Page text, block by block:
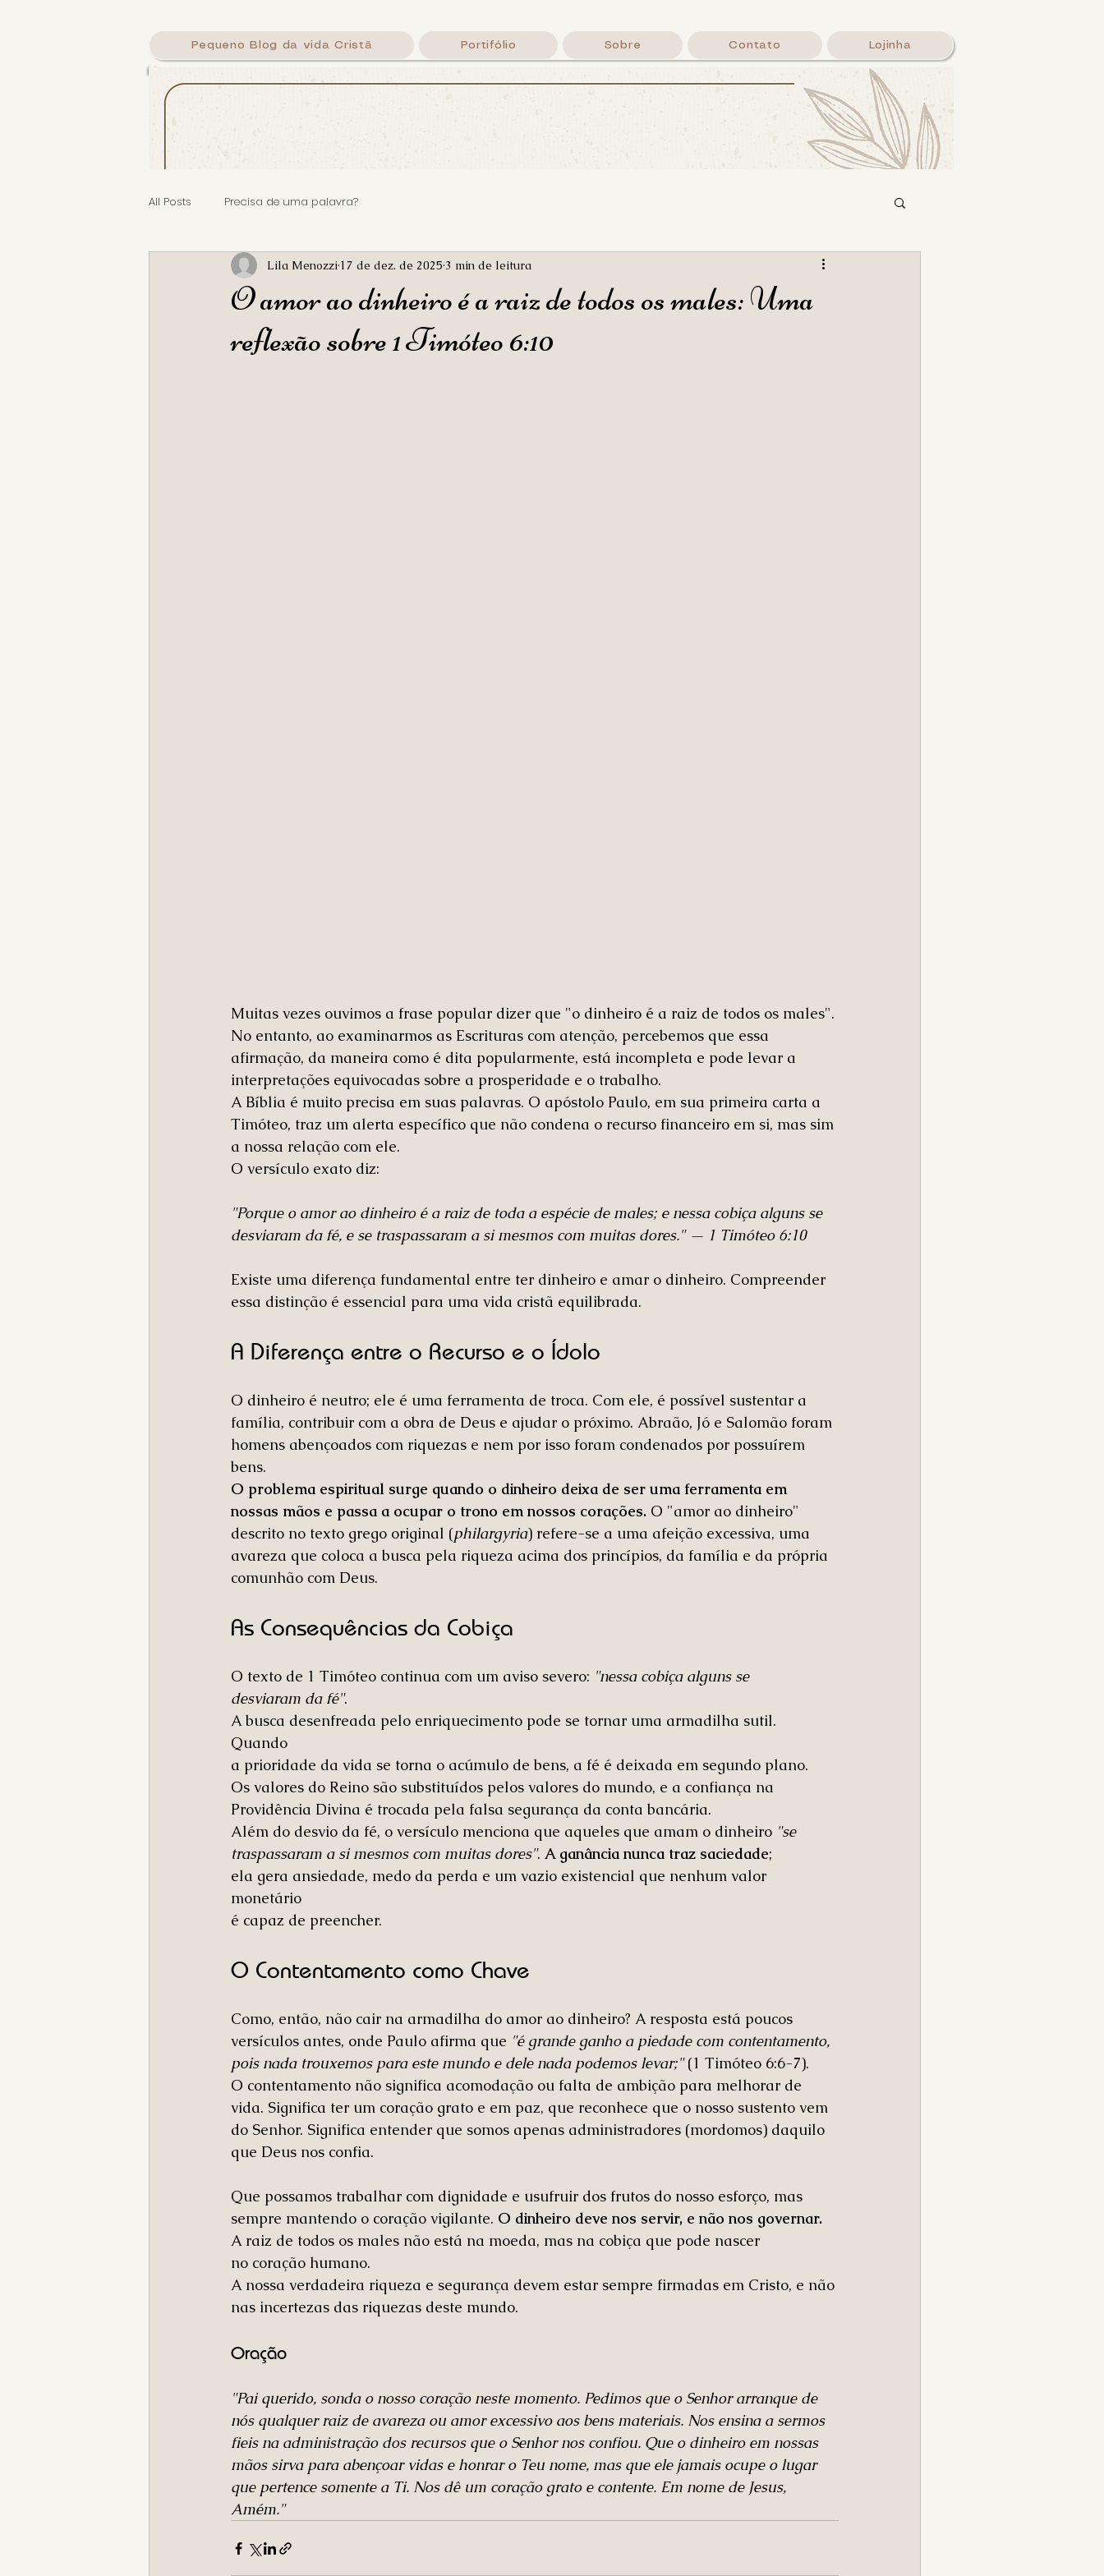
Pequeno Blog da vida Cristã Portifólio Sobre Contato Lojinha
By Lila Menozzi
Caligrafando a Palavra
All Posts Precisa de uma palavra?
O amor ao dinheiro é a raiz de todos os males: Uma
reflexão sobre 1 Timóteo 6:10
Lila Menozzi 17 de dez. de 2025 3 min de leitura
Muitas vezes ouvimos a frase popular dizer que "o dinheiro é a raiz de todos os males".
No entanto, ao examinarmos as Escrituras com atenção, percebemos que essa
afirmação, da maneira como é dita popularmente, está incompleta e pode levar a
interpretações equivocadas sobre a prosperidade e o trabalho.
A Bíblia é muito precisa em suas palavras. O apóstolo Paulo, em sua primeira carta a
Timóteo, traz um alerta específico que não condena o recurso financeiro em si, mas sim
a nossa relação com ele.
O versículo exato diz:
"Porque o amor ao dinheiro é a raiz de toda a espécie de males; e nessa cobiça alguns se
desviaram da fé, e se traspassaram a si mesmos com muitas dores." — 1 Timóteo 6:10
Existe uma diferença fundamental entre ter dinheiro e amar o dinheiro. Compreender
essa distinção é essencial para uma vida cristã equilibrada.
A Diferença entre o Recurso e o Ídolo
O dinheiro é neutro; ele é uma ferramenta de troca. Com ele, é possível sustentar a
família, contribuir com a obra de Deus e ajudar o próximo. Abraão, Jó e Salomão foram
homens abençoados com riquezas e nem por isso foram condenados por possuírem
bens.
O problema espiritual surge quando o dinheiro deixa de ser uma ferramenta em
nossas mãos e passa a ocupar o trono em nossos corações. O "amor ao dinheiro"
descrito no texto grego original (philargyria) refere-se a uma afeição excessiva, uma
avareza que coloca a busca pela riqueza acima dos princípios, da família e da própria
comunhão com Deus.
As Consequências da Cobiça
O texto de 1 Timóteo continua com um aviso severo: "nessa cobiça alguns se
desviaram da fé".
A busca desenfreada pelo enriquecimento pode se tornar uma armadilha sutil.
Quando
a prioridade da vida se torna o acúmulo de bens, a fé é deixada em segundo plano.
Os valores do Reino são substituídos pelos valores do mundo, e a confiança na
Providência Divina é trocada pela falsa segurança da conta bancária.
Além do desvio da fé, o versículo menciona que aqueles que amam o dinheiro "se
traspassaram a si mesmos com muitas dores". A ganância nunca traz saciedade;
ela gera ansiedade, medo da perda e um vazio existencial que nenhum valor
monetário
é capaz de preencher.
O Contentamento como Chave
Como, então, não cair na armadilha do amor ao dinheiro? A resposta está poucos
versículos antes, onde Paulo afirma que "é grande ganho a piedade com contentamento,
pois nada trouxemos para este mundo e dele nada podemos levar;" (1 Timóteo 6:6-7).
O contentamento não significa acomodação ou falta de ambição para melhorar de
vida. Significa ter um coração grato e em paz, que reconhece que o nosso sustento vem
do Senhor. Significa entender que somos apenas administradores (mordomos) daquilo
que Deus nos confia.
Que possamos trabalhar com dignidade e usufruir dos frutos do nosso esforço, mas
sempre mantendo o coração vigilante. O dinheiro deve nos servir, e não nos governar.
A raiz de todos os males não está na moeda, mas na cobiça que pode nascer
no coração humano.
A nossa verdadeira riqueza e segurança devem estar sempre firmadas em Cristo, e não
nas incertezas das riquezas deste mundo.
Oração
"Pai querido, sonda o nosso coração neste momento. Pedimos que o Senhor arranque de
nós qualquer raiz de avareza ou amor excessivo aos bens materiais. Nos ensina a sermos
fieis na administração dos recursos que o Senhor nos confiou. Que o dinheiro em nossas
mãos sirva para abençoar vidas e honrar o Teu nome, mas que ele jamais ocupe o lugar
que pertence somente a Ti. Nos dê um coração grato e contente. Em nome de Jesus,
Amém."